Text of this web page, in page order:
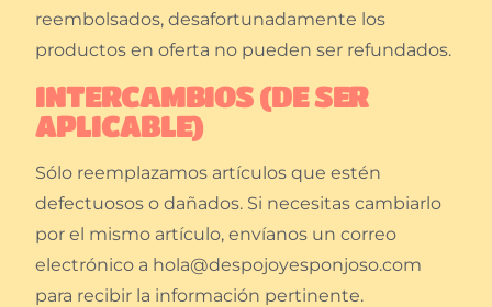
reembolsados, desafortunadamente los
productos en oferta no pueden ser refundados.
INTERCAMBIOS (DE SER
APLICABLE)
Sólo reemplazamos artículos que estén
defectuosos o dañados. Si necesitas cambiarlo
por el mismo artículo, envíanos un correo
electrónico a hola@despojoyesponjoso.com
para recibir la información pertinente.